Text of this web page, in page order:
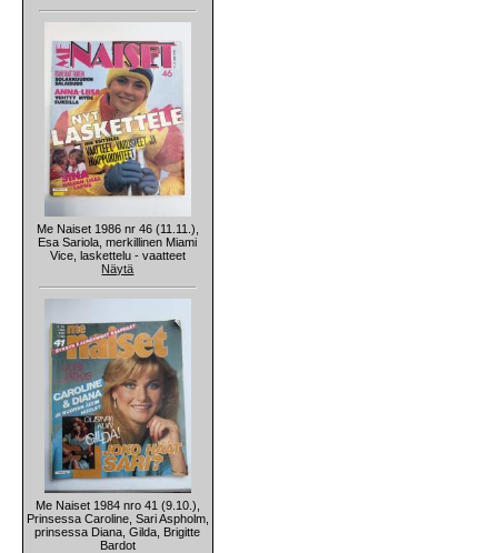
Me Naiset 1986 nr 46 (11.11.),
Esa Sariola, merkillinen Miami
Vice, laskettelu - vaatteet
Näytä
Me Naiset 1984 nro 41 (9.10.),
Prinsessa Caroline, Sari Aspholm,
prinsessa Diana, Gilda, Brigitte
Bardot